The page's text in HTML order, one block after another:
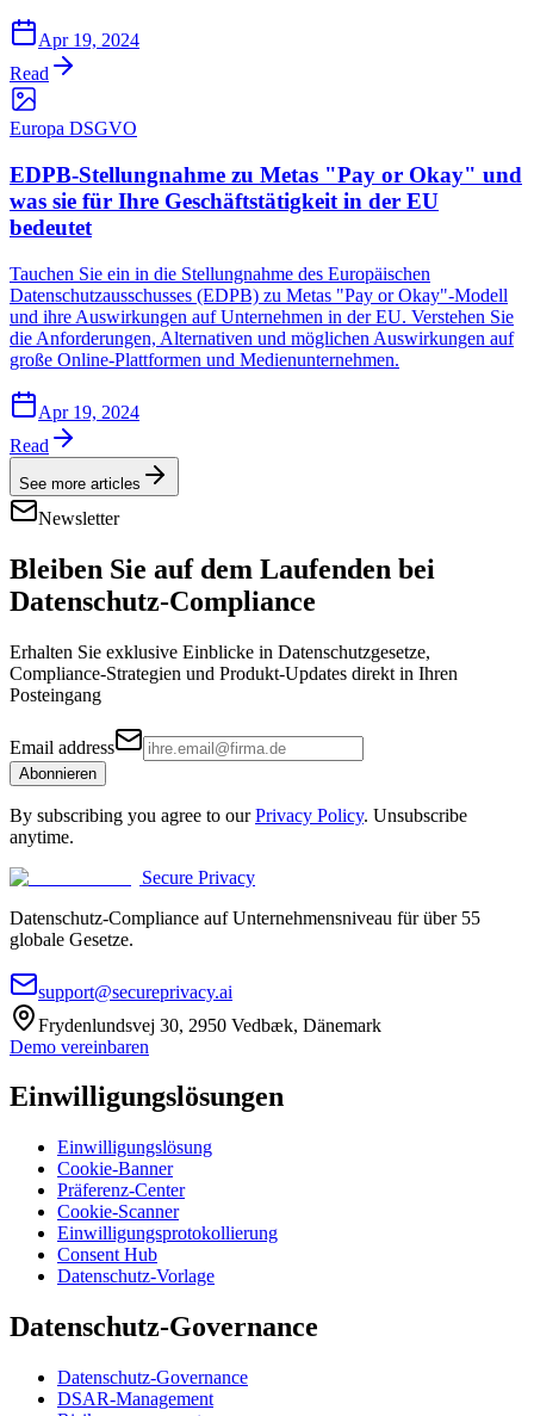
Apr 19, 2024
Read
Europa DSGVO
EDPB-Stellungnahme zu Metas "Pay or Okay" und
was sie für Ihre Geschäftstätigkeit in der EU
bedeutet
Tauchen Sie ein in die Stellungnahme des Europäischen
Datenschutzausschusses (EDPB) zu Metas "Pay or Okay"-Modell
und ihre Auswirkungen auf Unternehmen in der EU. Verstehen Sie
die Anforderungen, Alternativen und möglichen Auswirkungen auf
große Online-Plattformen und Medienunternehmen.
Apr 19, 2024
Read
See more articles
Newsletter
Bleiben Sie auf dem Laufenden bei
Datenschutz-Compliance
Erhalten Sie exklusive Einblicke in Datenschutzgesetze,
Compliance-Strategien und Produkt-Updates direkt in Ihren
Posteingang
Email address
Abonnieren
By subscribing you agree to our Privacy Policy. Unsubscribe
anytime.
Secure Privacy
Datenschutz-Compliance auf Unternehmensniveau für über 55
globale Gesetze.
support@secureprivacy.ai
Frydenlundsvej 30, 2950 Vedbæk, Dänemark
Demo vereinbaren
Einwilligungslösungen
Einwilligungslösung
Cookie-Banner
Präferenz-Center
Cookie-Scanner
Einwilligungsprotokollierung
Consent Hub
Datenschutz-Vorlage
Datenschutz-Governance
Datenschutz-Governance
DSAR-Management